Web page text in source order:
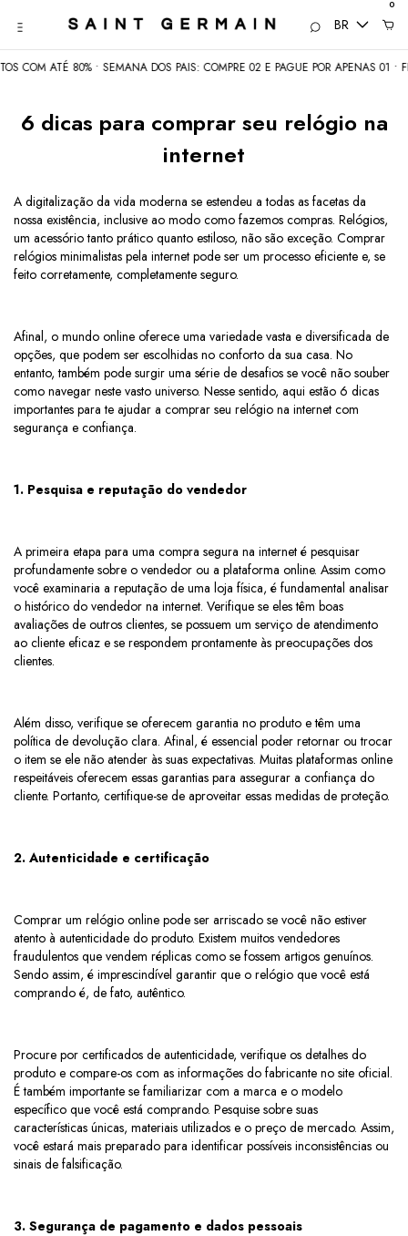
BR
0
COM ATÉ 80% • SEMANA DOS PAIS: COMPRE 02 E PAGUE POR APENAS 01 •
6 dicas para comprar seu relógio na
internet
A digitalização da vida moderna se estendeu a todas as facetas da
nossa existência, inclusive ao modo como fazemos compras. Relógios,
um acessório tanto prático quanto estiloso, não são exceção. Comprar
relógios minimalistas pela internet pode ser um processo eficiente e, se
feito corretamente, completamente seguro.
Afinal, o mundo online oferece uma variedade vasta e diversificada de
opções, que podem ser escolhidas no conforto da sua casa. No
entanto, também pode surgir uma série de desafios se você não souber
como navegar neste vasto universo. Nesse sentido, aqui estão 6 dicas
importantes para te ajudar a comprar seu relógio na internet com
segurança e confiança.
1. Pesquisa e reputação do vendedor
A primeira etapa para uma compra segura na internet é pesquisar
profundamente sobre o vendedor ou a plataforma online. Assim como
você examinaria a reputação de uma loja física, é fundamental analisar
o histórico do vendedor na internet. Verifique se eles têm boas
avaliações de outros clientes, se possuem um serviço de atendimento
ao cliente eficaz e se respondem prontamente às preocupações dos
clientes.
Além disso, verifique se oferecem garantia no produto e têm uma
política de devolução clara. Afinal, é essencial poder retornar ou trocar
o item se ele não atender às suas expectativas. Muitas plataformas online
respeitáveis oferecem essas garantias para assegurar a confiança do
cliente. Portanto, certifique-se de aproveitar essas medidas de proteção.
2. Autenticidade e certificação
Comprar um relógio online pode ser arriscado se você não estiver
atento à autenticidade do produto. Existem muitos vendedores
fraudulentos que vendem réplicas como se fossem artigos genuínos.
Sendo assim, é imprescindível garantir que o relógio que você está
comprando é, de fato, autêntico.
Procure por certificados de autenticidade, verifique os detalhes do
produto e compare-os com as informações do fabricante no site oficial.
É também importante se familiarizar com a marca e o modelo
específico que você está comprando. Pesquise sobre suas
características únicas, materiais utilizados e o preço de mercado. Assim,
você estará mais preparado para identificar possíveis inconsistências ou
sinais de falsificação.
3. Segurança de pagamento e dados pessoais